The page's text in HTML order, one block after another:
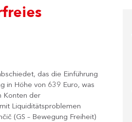
das die Einführung
in Höhe von 639 Euro, was
Konten der
Liquiditätsproblemen
(GS – Bewegung Freiheit)